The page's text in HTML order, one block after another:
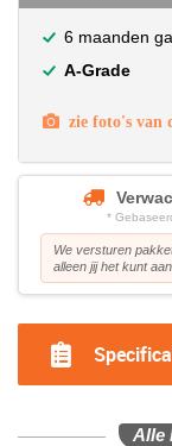
6 maanden
A-Grade
zie foto's van
*
We versturen
alleen jij het kunt
Alle